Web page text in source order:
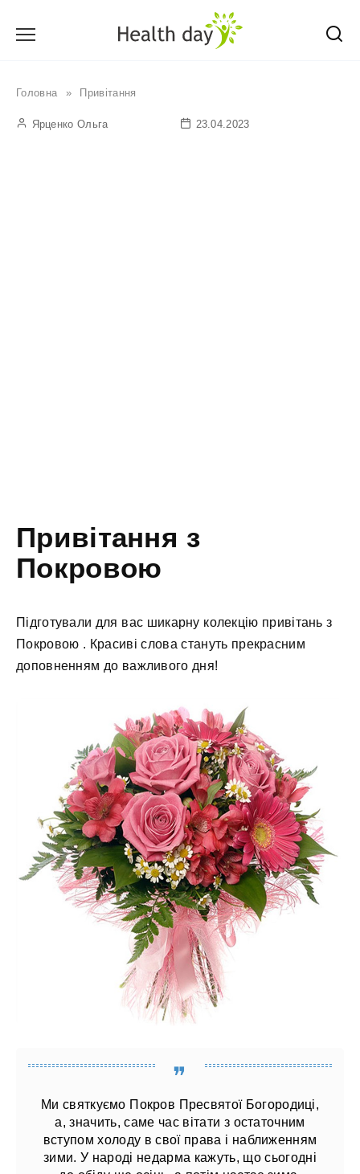
Головна » Привітання
Ярценко Ольга 23.04.2023
Привітання з
Покровою
Підготували для вас шикарну колекцію привітань з
Покровою . Красиві слова стануть прекрасним
доповненням до важливого дня!
Ми святкуємо Покров Пресвятої Богородиці,
а, значить, саме час вітати з остаточним
вступом холоду в свої права і наближенням
зими. У народі недарма кажуть, що сьогодні